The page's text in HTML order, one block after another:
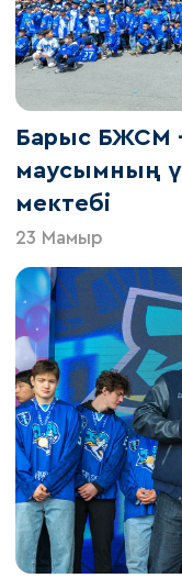
Барыс БЖСМ
маусымның
мектебі
23 Мамыр